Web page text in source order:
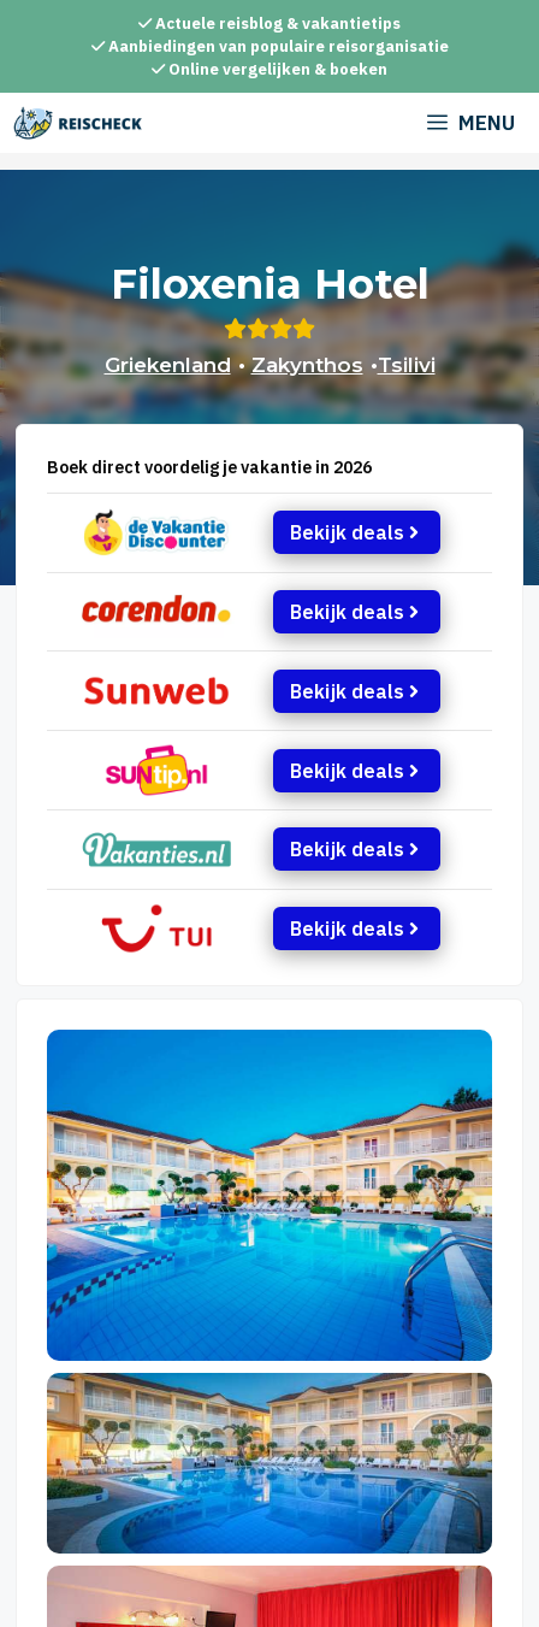
inhoud
Actuele reisblog & vakantietips
Aanbiedingen van populaire reisorganisatie
Online vergelijken & boeken
MENU
Filoxenia Hotel
Griekenland •Zakynthos •Tsilivi
Boek direct voordelig je vakantie in 2026
Bekijk deals
Bekijk deals
Bekijk deals
Bekijk deals
Bekijk deals
Bekijk deals